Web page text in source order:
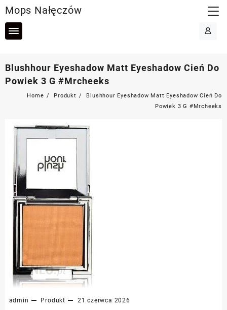
to
content
Mops Nałęczów
Blushhour Eyeshadow Matt Eyeshadow Cień Do
Powiek 3 G #Mrcheeks
Home Produkt
Blushhour Eyeshadow Matt Eyeshadow Cień Do
Powiek 3 G #Mrcheeks
admin Produkt 21 czerwca 2026